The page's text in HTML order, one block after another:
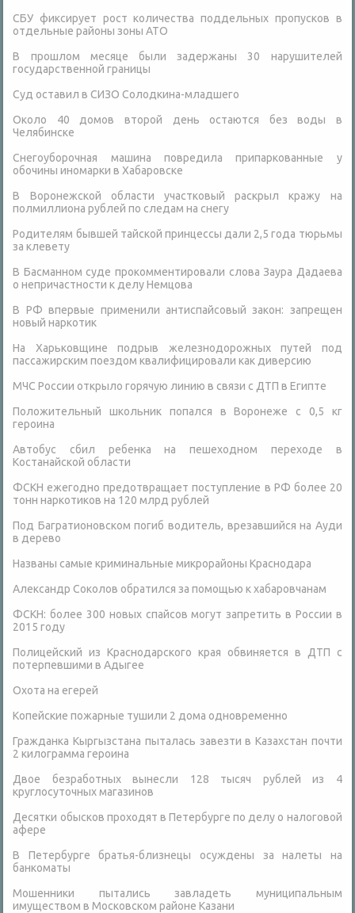
СБУ фиксирует рост количества поддельных пропусков в
отдельные районы зоны АТО
В прошлом месяце были задержаны 30 нарушителей
государственной границы
Суд оставил в СИЗО Солодкина-младшего
Около 40 домов второй день остаются без воды в
Челябинске
Снегоуборочная машина повредила припаркованные у
обочины иномарки в Хабаровске
В Воронежской области участковый раскрыл кражу на
полмиллиона рублей по следам на снегу
Родителям бывшей тайской принцессы дали 2,5 года тюрьмы
за клевету
В Басманном суде прокомментировали слова Заура Дадаева
о непричастности к делу Немцова
В РФ впервые применили антиспайсовый закон: запрещен
новый наркотик
На Харьковщине подрыв железнодорожных путей под
пассажирским поездом квалифицировали как диверсию
МЧС России открыло горячую линию в связи с ДТП в Египте
Положительный школьник попался в Воронеже с 0,5 кг
героина
Автобус сбил ребенка на пешеходном переходе в
Костанайской области
ФСКН ежегодно предотвращает поступление в РФ более 20
тонн наркотиков на 120 млрд рублей
Под Багратионовском погиб водитель, врезавшийся на Ауди
в дерево
Названы самые криминальные микрорайоны Краснодара
Александр Соколов обратился за помощью к хабаровчанам
ФСКН: более 300 новых спайсов могут запретить в России в
2015 году
Полицейский из Краснодарского края обвиняется в ДТП с
потерпевшими в Адыгее
Охота на егерей
Копейские пожарные тушили 2 дома одновременно
Гражданка Кыргызстана пыталась завезти в Казахстан почти
2 килограмма героина
Двое безработных вынесли 128 тысяч рублей из 4
круглосуточных магазинов
Десятки обысков проходят в Петербурге по делу о налоговой
афере
В Петербурге братья-близнецы осуждены за налеты на
банкоматы
Мошенники пытались завладеть муниципальным
имуществом в Московском районе Казани